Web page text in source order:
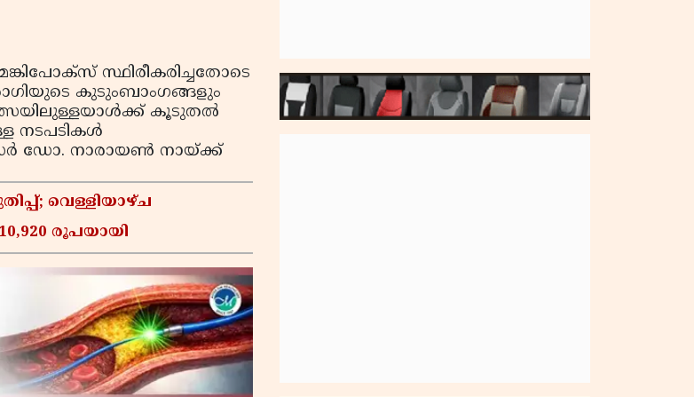
സ്ഥിരീകരിച്ചതോടെ
കുടുംബാംഗങ്ങളും
കൂടുതല്‍
നടപടികള്‍
ഡോ. നാരായണ്‍ നായ്ക്ക്
വെള്ളിയാഴ്ച
രൂപയായി